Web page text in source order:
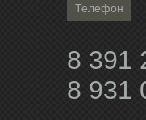
Телефон
8 391
8 931